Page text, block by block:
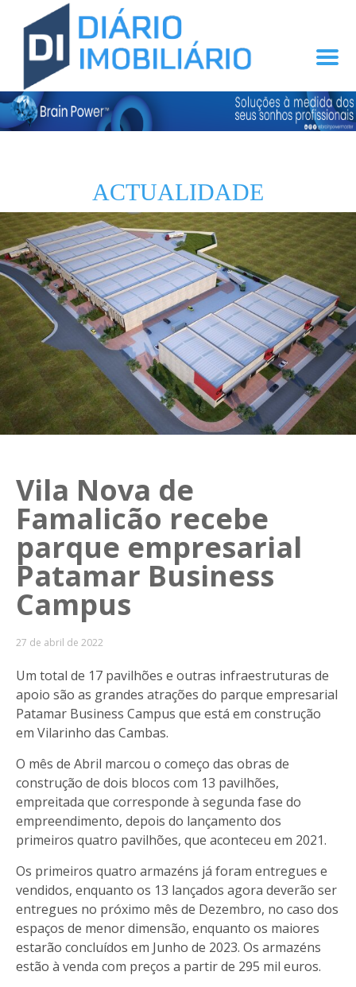
ACTUALIDADE
Vila Nova de
Famalicão recebe
parque empresarial
Patamar Business
Campus
27 de abril de 2022
Um total de 17 pavilhões e outras infraestruturas de
apoio são as grandes atrações do parque empresarial
Patamar Business Campus que está em construção
em Vilarinho das Cambas.
O mês de Abril marcou o começo das obras de
construção de dois blocos com 13 pavilhões,
empreitada que corresponde à segunda fase do
empreendimento, depois do lançamento dos
primeiros quatro pavilhões, que aconteceu em 2021.
Os primeiros quatro armazéns já foram entregues e
vendidos, enquanto os 13 lançados agora deverão ser
entregues no próximo mês de Dezembro, no caso dos
espaços de menor dimensão, enquanto os maiores
estarão concluídos em Junho de 2023. Os armazéns
estão à venda com preços a partir de 295 mil euros.